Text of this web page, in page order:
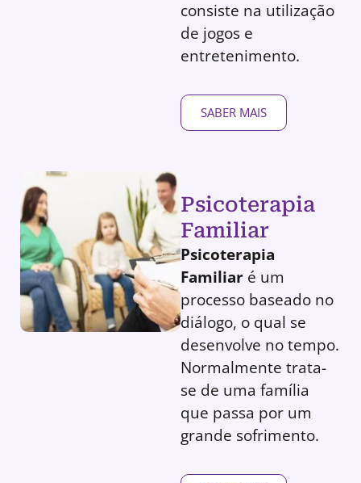
consiste na utilização
de jogos e
entretenimento.
SABER MAIS
Psicoterapia
Familiar
Psicoterapia
Familiar é um
processo baseado no
diálogo, o qual se
desenvolve no tempo.
Normalmente trata-
se de uma família
que passa por um
grande sofrimento.